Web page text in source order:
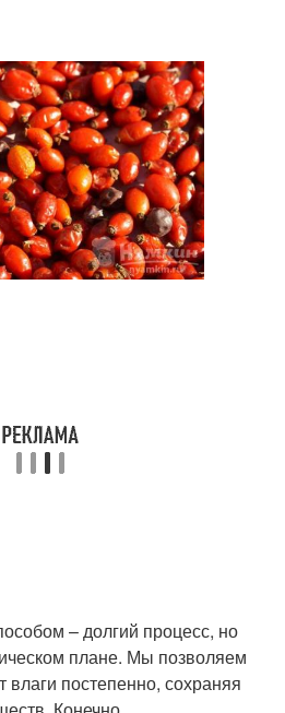
– долгий процесс, но
плане. Мы позволяем
влаги постепенно, сохраняя